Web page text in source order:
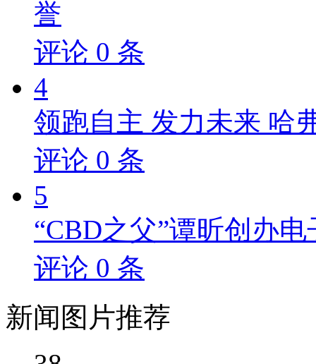
誉
评论 0 条
4
领跑自主 发力未来 哈
评论 0 条
5
“CBD之父”谭昕创办
评论 0 条
新闻 图片推荐